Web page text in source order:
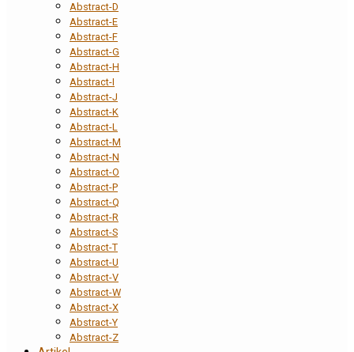
Abstract-D
Abstract-E
Abstract-F
Abstract-G
Abstract-H
Abstract-I
Abstract-J
Abstract-K
Abstract-L
Abstract-M
Abstract-N
Abstract-O
Abstract-P
Abstract-Q
Abstract-R
Abstract-S
Abstract-T
Abstract-U
Abstract-V
Abstract-W
Abstract-X
Abstract-Y
Abstract-Z